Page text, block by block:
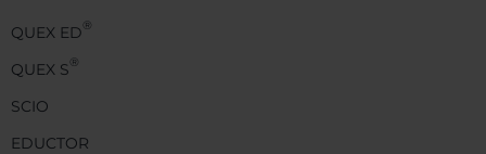
QUEX ED®
QUEX S®
SCIO
EDUCTOR